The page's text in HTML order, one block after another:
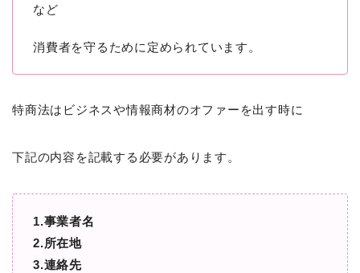
など
消費者を守るために定められています。
特商法はビジネスや情報商材のオファーを出す時に
下記の内容を記載する必要があります。
1.事業者名
2.所在地
3.連絡先